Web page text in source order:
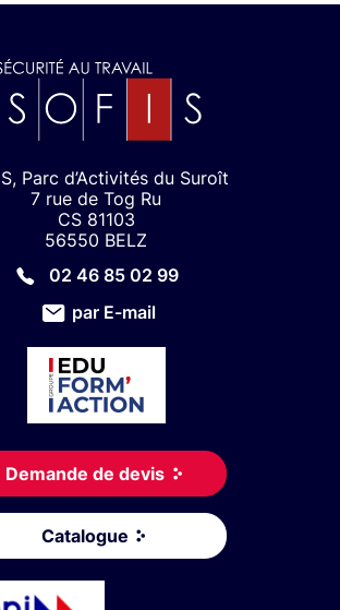
Parc d’Activités du Suroît
7 rue de Tog Ru
CS 81103
56550 BELZ
02 46 85 02 99
par E-mail
Demande de devis
Catalogue